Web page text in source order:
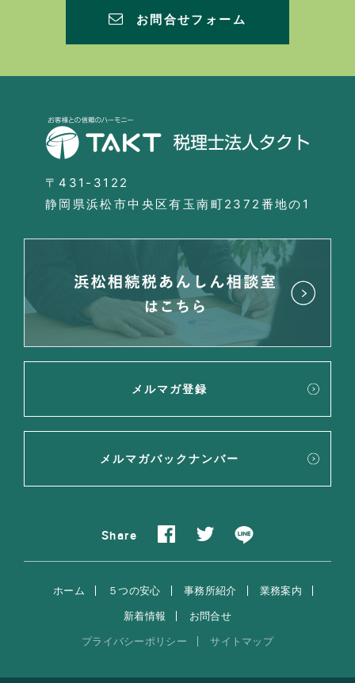
お問合せフォーム
〒431-3122
静岡県浜松市中央区有玉南町2372番地の1
メルマガ登録
メルマガバックナンバー
Share
ホーム ５つの安心 事務所紹介
業務案内
新着情報
お問合せ
プライバシーポリシー
サイトマップ